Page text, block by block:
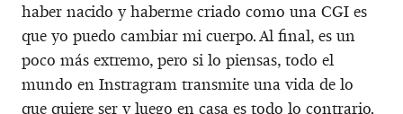
haber nacido y haberme criado como una CGI es
que yo puedo cambiar mi cuerpo. Al final, es un
poco más extremo, pero si lo piensas, todo el
mundo en Instragram transmite una vida de lo
que quiere ser y luego en casa es todo lo contrario.